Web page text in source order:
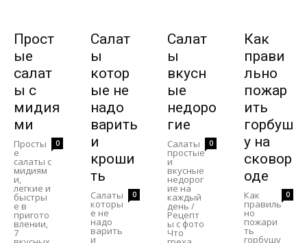
Прост
ые
салат
ы с
мидия
ми
0
Просты
е
салаты с
мидиям
и,
легкие и
быстры
е в
пригото
влении,
7
Салат
ы
котор
ые не
надо
варить
и
кроши
ть
0
Салаты
которы
е не
надо
варить
и
Салат
ы
вкусн
ые
недоро
гие
0
Салаты
простые
и
вкусные
недорог
ие на
каждый
день /
Рецепт
ы с фото
Что
Как
прави
льно
пожар
ить
горбуш
у на
сковор
оде
0
Как
правиль
но
пожари
ть
горбушу